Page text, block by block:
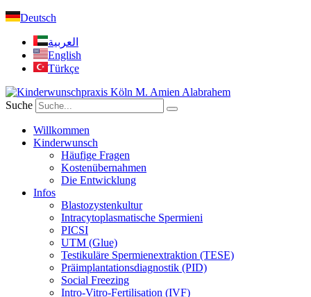
Deutsch
العربية
English
Türkçe
Suche
Willkommen
Kinderwunsch
Häufige Fragen
Kostenübernahmen
Die Entwicklung
Infos
Blastozystenkultur
Intracytoplasmatische Spermieni
PICSI
UTM (Glue)
Testikuläre Spermienextraktion (TESE)
Präimplantationsdiagnostik (PID)
Social Freezing
Intro-Vitro-Fertilisation (IVF)